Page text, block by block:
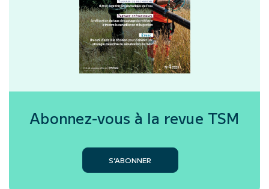
Abonnez-vous à la revue TSM
S’ABONNER